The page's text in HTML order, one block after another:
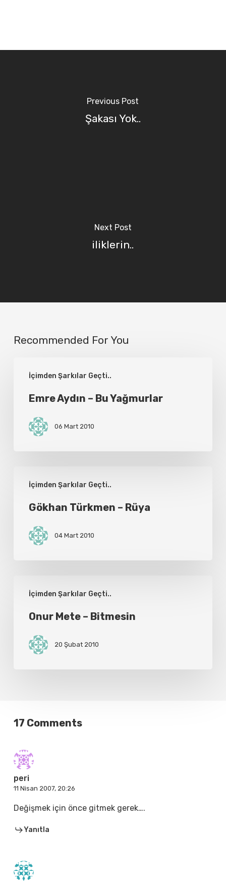
Previous Post
Şakası Yok..
Next Post
iliklerin..
Recommended For You
İçimden Şarkılar Geçti..
Aydın
Yağmurlar
Emre Aydın – Bu Yağmurlar
06 Mart 2010
İçimden Şarkılar Geçti..
Türkmen
Gökhan Türkmen – Rüya
04 Mart 2010
İçimden Şarkılar Geçti..
Mete
Onur Mete – Bitmesin
20 Şubat 2010
17 Comments
peri
11 Nisan 2007, 20:26
Değişmek için önce gitmek gerek….
Yanıtla